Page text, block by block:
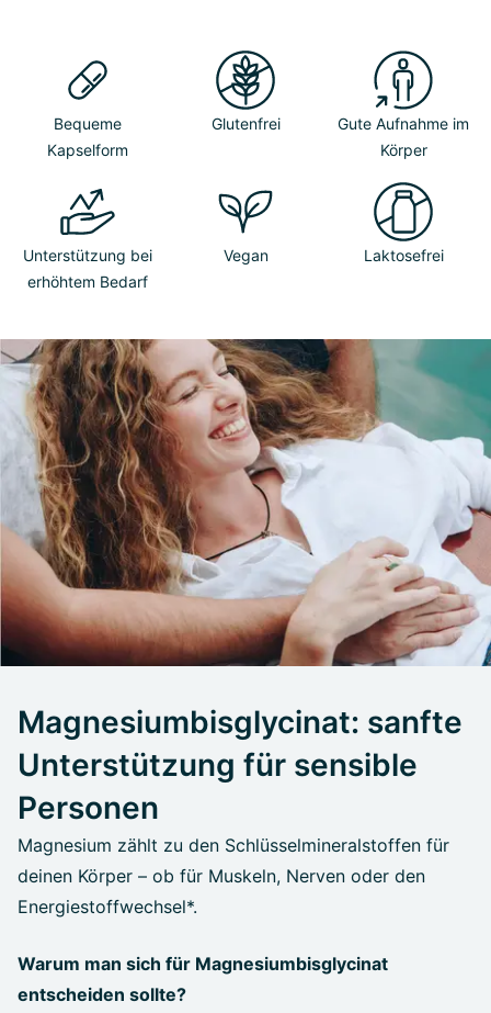
Bequeme
Kapselform
Glutenfrei
Gute Aufnahme im
Körper
Unterstützung bei
erhöhtem Bedarf
Vegan Laktosefrei
Magnesiumbisglycinat: sanfte
Unterstützung für sensible
Personen
Magnesium zählt zu den Schlüsselmineralstoffen für
deinen Körper – ob für Muskeln, Nerven oder den
Energiestoffwechsel*.
Warum man sich für Magnesiumbisglycinat
entscheiden sollte?